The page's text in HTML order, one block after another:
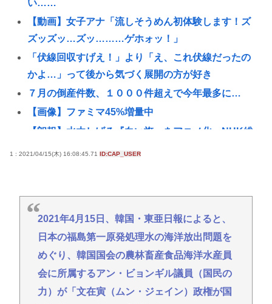
い……
【動画】女子アナ「流しそうめん初体験します！ズ
ズッズッ…ズッ………ゲホォッ！」
「伏線回収すげえ！」より「え、これ伏線だったの
かよ…」って後から気づく展開の方が好き
７月の倒産件数、１０００件超えで今年最多に…
【画像】ファミマ45%増量中
【朗報】水木しげる『白い旗』をアニメ化、NHK総
【悲報】長野県上高地の山小屋にゴミの大量不法投
【世論調査】フジ『Mr.サンデー』「消費税減税に反
対が58％で賛成を上回る！」 → www
【高市早苗】高市早苗、長崎市民から冷たい目を向
けられたり睨まれたりする
1 : 2021/04/15(木) 16:08:45.71 ID:CAP_USER
2021年4月15日、韓国・東亜日報によると、
日本の福島第一原発処理水の海洋放出問題を
めぐり、韓国国会の農林畜産食品海洋水産員
会に所属するアン・ビョンギル議員（国民の
力）が「文在寅（ムン・ジェイン）政権が国